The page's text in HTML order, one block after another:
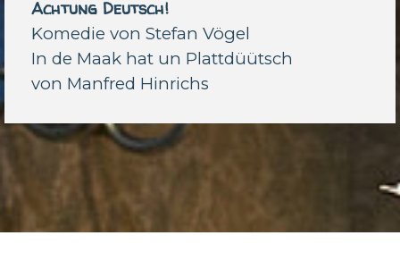
Achtung Deutsch!
Komedie von Stefan Vögel
In de Maak hat un Plattdüütsch
von Manfred Hinrichs